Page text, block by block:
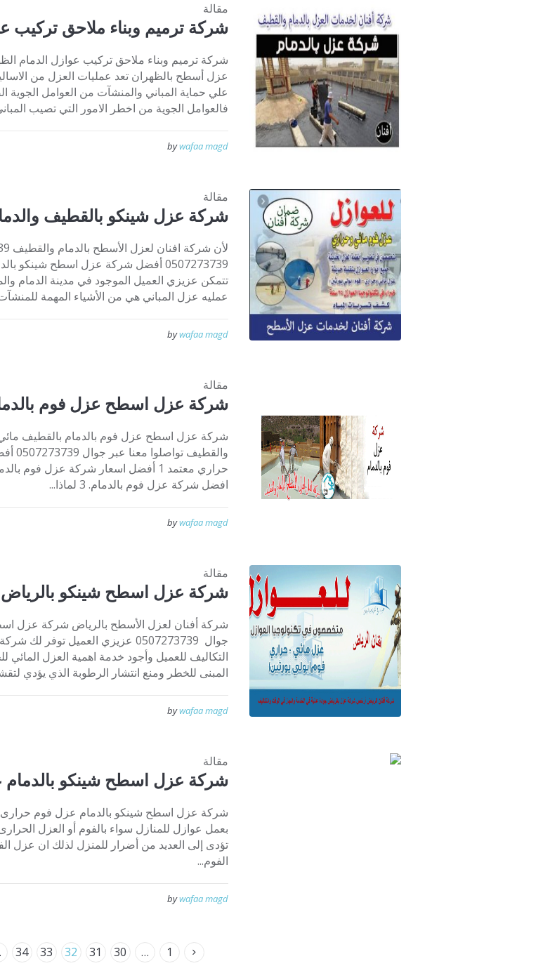
مقالة
شركة ترميم وبناء ملاحق تركيب
عزل أسطح بالظهران تعد عمليات العزل من
علي حماية المباني والمنشآت من العوامل الجوية
فالعوامل الجوية من اخطر الامور التي تصيب
bywafaa magd
مقالة
شركة عزل شينكو بالقطيف
0507273739 أفضل شركة عزل اسطح
تتمكن عزيزي العميل الموجود في مدينة الدمام
عمليه عزل المباني هي من الأشياء المهمة للمنشآت
bywafaa magd
مقالة
شركة عزل اسطح عزل فوم
شركة عزل اسطح عزل فوم بالدمام بالقطيف
افضل شركة عزل فوم بالدمام. 3 لماذا...
bywafaa magd
مقالة
شركة عزل اسطح شينكو
شركة أفنان لعزل الأسطح بالرياض شركة عزل
جوال 0507273739 عزيزي العميل
التكاليف للعميل وأجود خدمة اهمية العزل
المبنى للخطر ومنع انتشار الرطوبة الذي يؤدي
bywafaa magd
مقالة
شركة عزل اسطح شينكو
بعمل عوازل للمنازل سواء بالفوم أو العزل
تؤدى إلى العديد من أضرار للمنزل لذلك ان عزل
الفوم...
bywafaa magd
1
…
30
31
32
33
34